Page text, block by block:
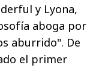
y Lyona,
aboga por
aburrido". De
el primer